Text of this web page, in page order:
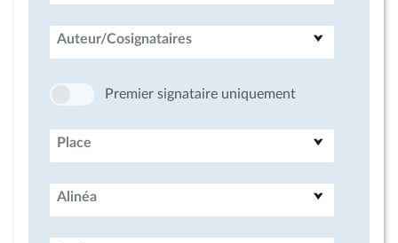
Auteur/Cosignataires
Premier signataire uniquement
Place
Alinéa